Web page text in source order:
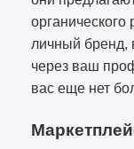
личный бренд,
через ваш
вас еще нет